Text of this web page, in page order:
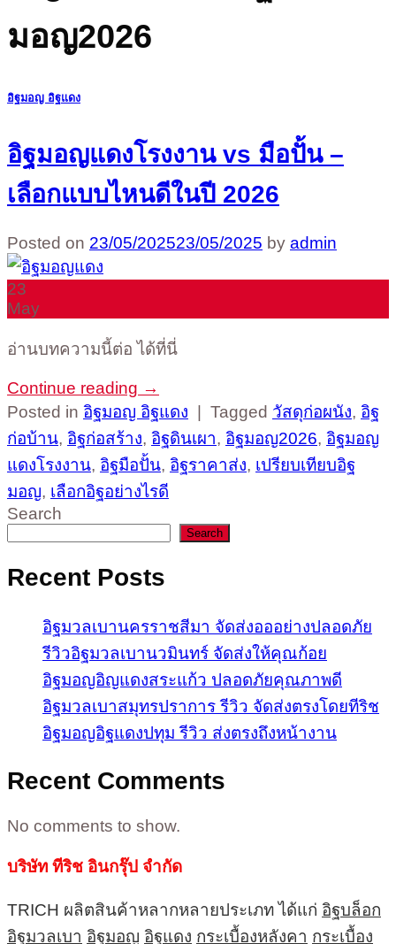
มอญ2026
อิฐมอญ อิฐแดง
อิฐมอญแดงโรงงาน vs มือปั้น –
เลือกแบบไหนดีในปี 2026
Posted on 23/05/202523/05/2025 by admin
23
May
อ่านบทความนี้ต่อ ได้ที่นี่
Continue reading →
Posted in อิฐมอญ อิฐแดง Tagged วัสดุก่อผนัง, อิฐ
ก่อบ้าน, อิฐก่อสร้าง, อิฐดินเผา, อิฐมอญ2026, อิฐมอญ
แดงโรงงาน, อิฐมือปั้น, อิฐราคาส่ง, เปรียบเทียบอิฐ
มอญ, เลือกอิฐอย่างไรดี
Search
Search
Recent Posts
อิฐมวลเบานครราชสีมา จัดส่งอออย่างปลอดภัย
รีวิวอิฐมวลเบานวมินทร์ จัดส่งให้คุณก้อย
อิฐมอญอิญแดงสระแก้ว ปลอดภัยคุณภาพดี
อิฐมวลเบาสมุทรปราการ รีวิว จัดส่งตรงโดยทีริช
อิฐมอญอิฐแดงปทุม รีวิว ส่งตรงถึงหน้างาน
Recent Comments
No comments to show.
บริษัท ทีริช อินกรุ๊ป จำกัด
TRICH ผลิตสินค้าหลากหลายประเภท ได้แก่ อิฐบล็อก
อิฐมวลเบา อิฐมอญ อิฐแดง กระเบื้องหลังคา กระเบื้อง